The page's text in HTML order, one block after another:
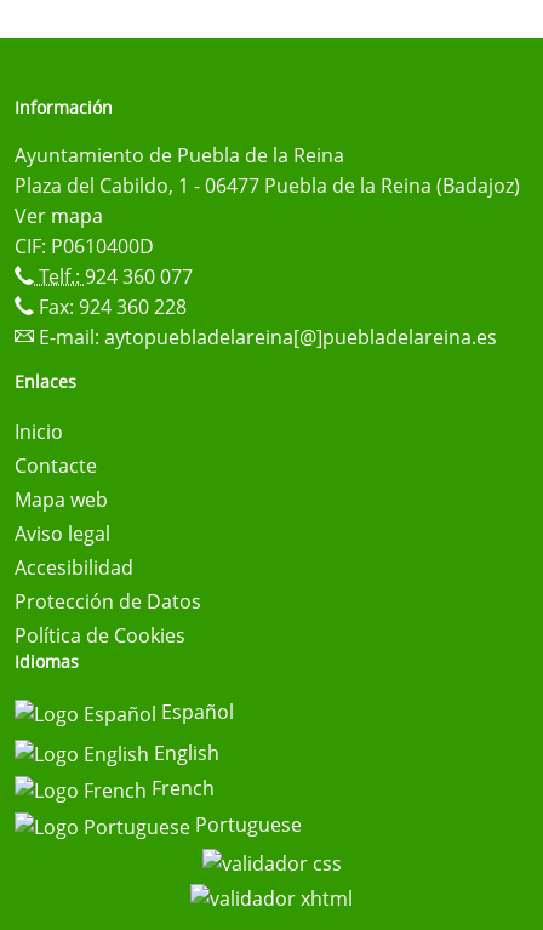
Información
Ayuntamiento de Puebla de la Reina
Plaza del Cabildo, 1 - 06477 Puebla de la Reina (Badajoz)
Ver mapa
CIF: P0610400D
Telf.: 924 360 077
Fax: 924 360 228
E-mail: aytopuebladelareina[@]puebladelareina.es
Enlaces
Inicio
Contacte
Mapa web
Aviso legal
Accesibilidad
Protección de Datos
Política de Cookies
Idiomas
Español
English
French
Portuguese